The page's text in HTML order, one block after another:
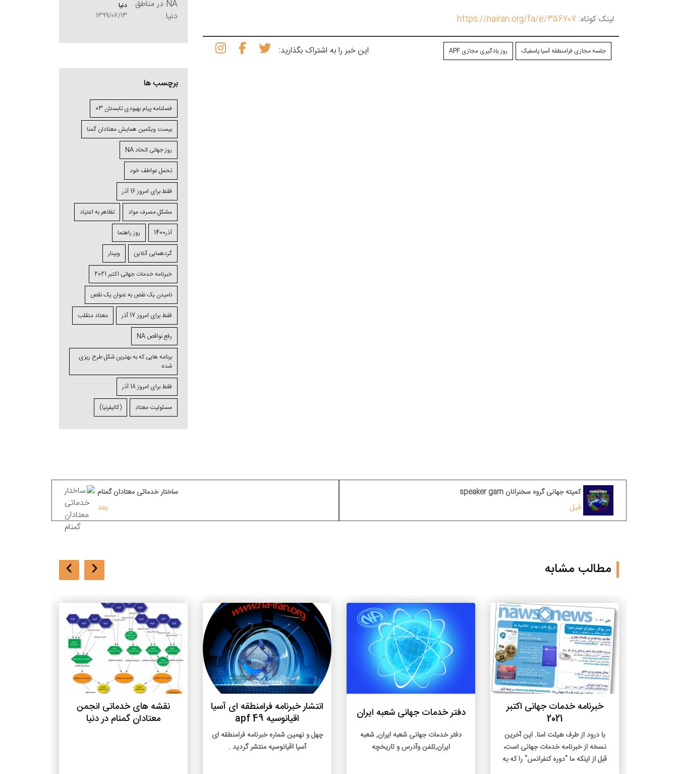
لینک کوتاه: https://nairan.org/fa/e/356707
جلسه مجازی فرامنطقه آسیا پاسفیک روز یادگیری مجازی APF این خبر را به اشتراک بگذارید:
دنیا
1399/07/13
برچسب ها
فصلنامه پیام بهبودی تابستان 03
بیست ویکمین همایش معتادان گمنا
روز جهانی اتحاد NA
تحمل عواطف خود
فقط برای امروز 16 آذر
مشکل مصرف مواد تظاهر به اعتیاد
آذر1400 روز راهنما
گردهمایی آنلاین وبینار
خبرنامه خدمات جهانی اکتبر 2021
نامیدن یک نقص به عنوان یک نقص
فقط برای امروز 17 آذر معتاد متقلب
رفع نواقص NA
برنامه ⁯هایی که به بهترین شکل طرح ⁯ریزی
⁯شده
فقط برای امروز 18 آذر
مسئولیت معتاد (کالیفرنیا)
کمیته جهانی گروه سخنرانان speaker gam
قبل
ساختار خدماتی معتادان گمنام
بعد
مطالب مشابه
خبرنامه خدمات جهانی اکتبر
2021
با درود از طرف هیئت امنا. این آخرین
نسخه از خبرنامه خدمات جهانی است،
قبل از اینکه ما "دوره کنفرانس" را که به
بیشتر
دفتر خدمات جهانی شعبه ایران
دفتر خدمات جهانی شعبه ایران, شعبه
ایران,تلفن وآدرس و تاريخچه
بیشتر
انتشار خبرنامه فرامنطقه ای آسیا
اقیانوسیه 49 apf
چهل و نهمین شماره خبرنامه فرامنطقه ای
آسیا اقیانوسیه منتشر گردید .
بیشتر
نقشه های خدماتی انجمن
معتادان گمنام در دنیا
بیشتر